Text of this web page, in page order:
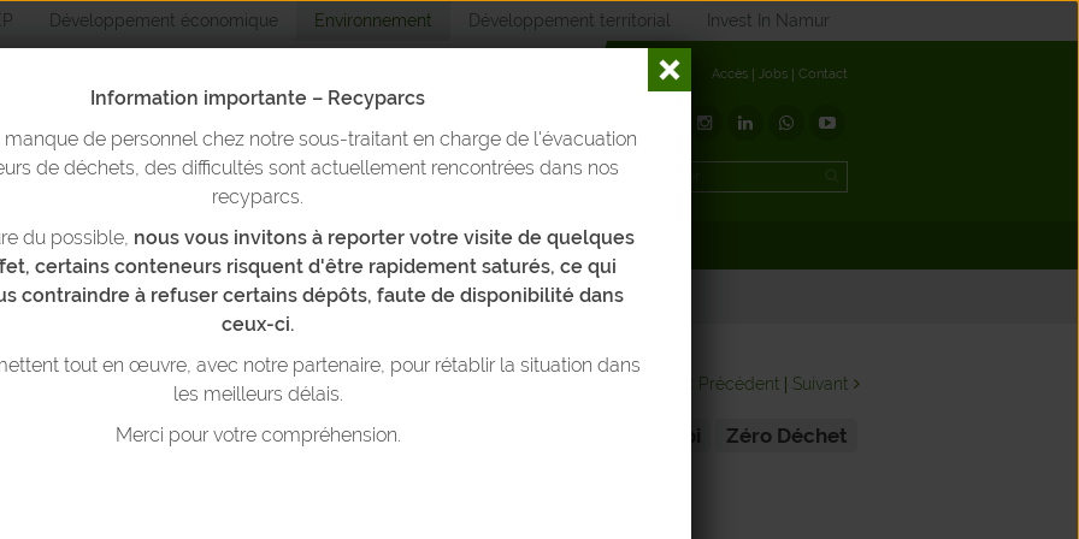
Développement économique Environnement Développement territorial Invest In Namur
Environnement
Accès Jobs Contact
& bulles Trier ses déchets Réduire ses déchets Téléchargements
créer un club d’entretien vélo ?
Suivant
Précédent
Réemploi Zéro Déchet
CLUB D’ENTRETIEN VÉLO ?
Information importante – Recyparcs
manque de personnel chez notre sous-traitant en charge de l'évacuation
de déchets, des difficultés sont actuellement rencontrées dans nos
recyparcs.
du possible, nous vous invitons à reporter votre visite de quelques
certains conteneurs risquent d'être rapidement saturés, ce qui
contraindre à refuser certains dépôts, faute de disponibilité dans
ceux-ci.
tout en œuvre, avec notre partenaire, pour rétablir la situation dans
les meilleurs délais.
Merci pour votre compréhension.